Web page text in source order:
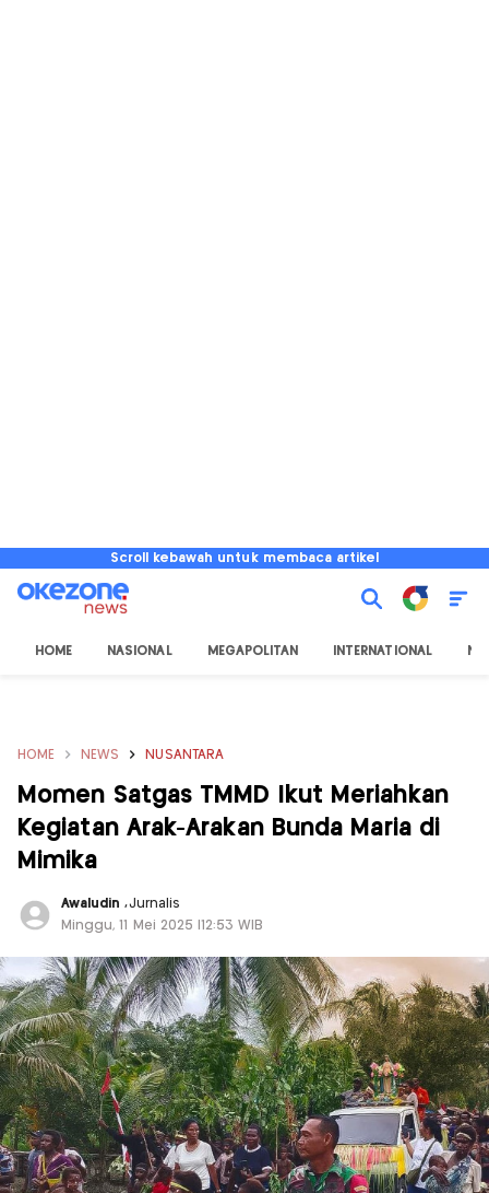
Scroll kebawah untuk membaca artikel
HOME NASIONAL MEGAPOLITAN INTERNATIONAL
HOME NEWS NUSANTARA
Momen Satgas TMMD Ikut Meriahkan
Kegiatan Arak-Arakan Bunda Maria di
Mimika
Awaludin,Jurnalis
Minggu, 11 Mei 2025 |12:53 WIB